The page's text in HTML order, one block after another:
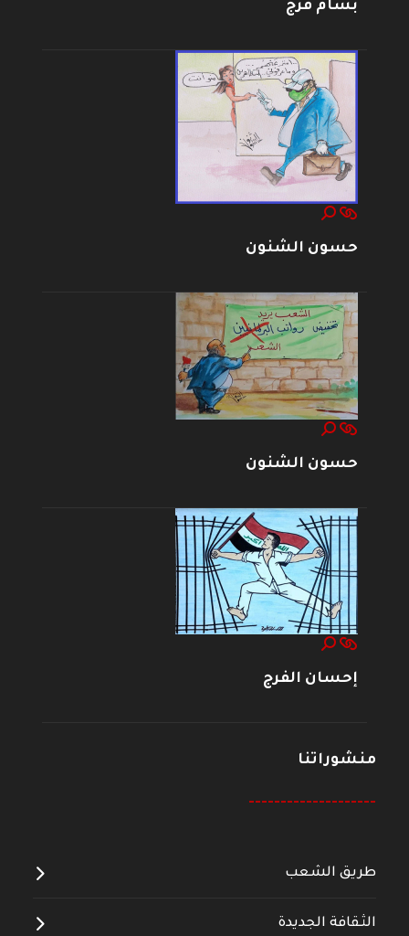
بسام فرج
حسون الشنون
حسون الشنون
إحسان الفرج
منشوراتنا
--------------------
طريق الشعب
الثقافة الجديدة